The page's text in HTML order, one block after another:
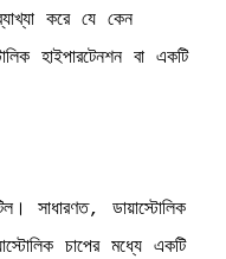
করে যে কেন
হাইপারটেনশন বা একটি
সাধারণত, ডায়াস্টোলিক
চাপের মধ্যে একটি